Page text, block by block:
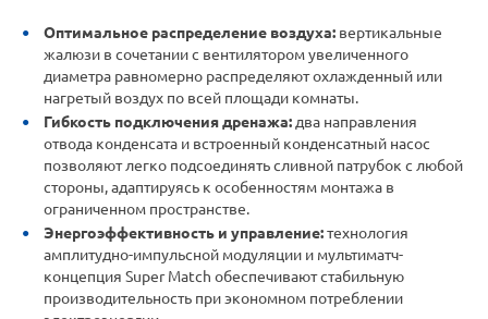
Оптимальное распределение воздуха: вертикальные
жалюзи в сочетании с вентилятором увеличенного
диаметра равномерно распределяют охлажденный или
нагретый воздух по всей площади комнаты.
Гибкость подключения дренажа: два направления
отвода конденсата и встроенный конденсатный насос
позволяют легко подсоединять сливной патрубок с любой
стороны, адаптируясь к особенностям монтажа в
ограниченном пространстве.
Энергоэффективность и управление:технология
амплитудно-импульсной модуляции и мультиматч-
концепция Super Match обеспечивают стабильную
производительность при экономном потреблении